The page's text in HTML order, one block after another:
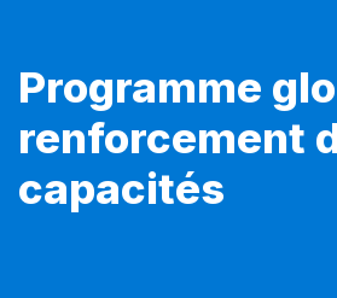
Programme
renforcement
capacités